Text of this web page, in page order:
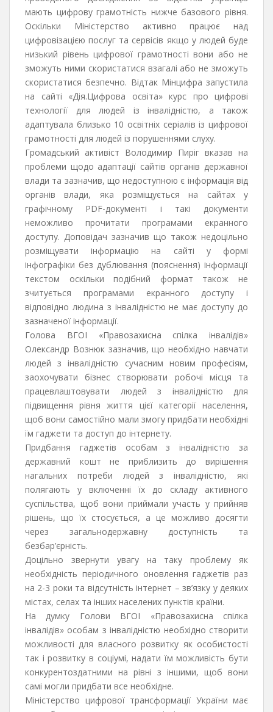
мають цифрову грамотність нижче базового рівня.
Оскільки Міністерство активно працює над
цифровізацією послуг та сервісів якщо у людей буде
низький рівень цифрової грамотності вони або не
зможуть ними скористатися взагалі або не зможуть
скористатися безпечно. Відтак Мінцифра запустила
на сайті «Дія.Цифрова освіта» курс про цифрові
технології для людей із інвалідністю, а також
адаптувала близько 10 освітніх серіалів із цифрової
грамотності для людей із порушеннями слуху.
Громадський активіст Володимир Пиріг вказав на
проблеми щодо адаптації сайтів органів державної
влади та зазначив, що недоступною є інформація від
органів влади, яка розміщується на сайтах у
графічному PDF-документі і такі документи
неможливо прочитати програмами екранного
доступу. Доповідач зазначив що також недоцільно
розміщувати інформацію на сайті у формі
інфографіки без дублювання (пояснення) інформації
текстом оскільки подібний формат також не
зчитується програмами екранного доступу і
відповідно людина з інвалідністю не має доступу до
зазначеної інформації.
Голова ВГОІ «Правозахисна спілка інвалідів»
Олександр Вознюк зазначив, що необхідно навчати
людей з інвалідністю сучасним новим професіям,
заохочувати бізнес створювати робочі місця та
працевлаштовувати людей з інвалідністю для
підвищення рівня життя цієї категорії населення,
щоб вони самостійно мали змогу придбати необхідні
їм гаджети та доступ до інтернету.
Придбання гаджетів особам з інвалідністю за
державний кошт не приблизить до вирішення
нагальних потреби людей з інвалідністю, які
полягають у включенні їх до складу активного
суспільства, щоб вони приймали участь у прийняв
рішень, що їх стосується, а це можливо досягти
через загальнодержавну доступність та
безбар’єрність.
Доцільно звернути увагу на таку проблему як
необхідність періодичного оновлення гаджетів раз
на 2-3 роки та відсутність інтернет – зв’язку у деяких
містах, селах та інших населених пунктів країни.
На думку Голови ВГОІ «Правозахисна спілка
інвалідів» особам з інвалідністю необхідно створити
можливості для власного розвитку як особистості
так і розвитку в соціумі, надати їм можливість бути
конкурентоздатними на рівні з іншими, щоб вони
самі могли придбати все необхідне.
Міністерство цифрової трансформації України має